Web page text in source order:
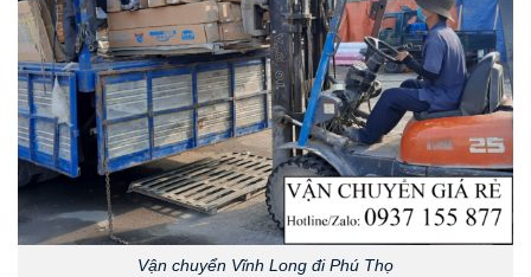
Vận chuyển Vĩnh Long đi Phú Thọ